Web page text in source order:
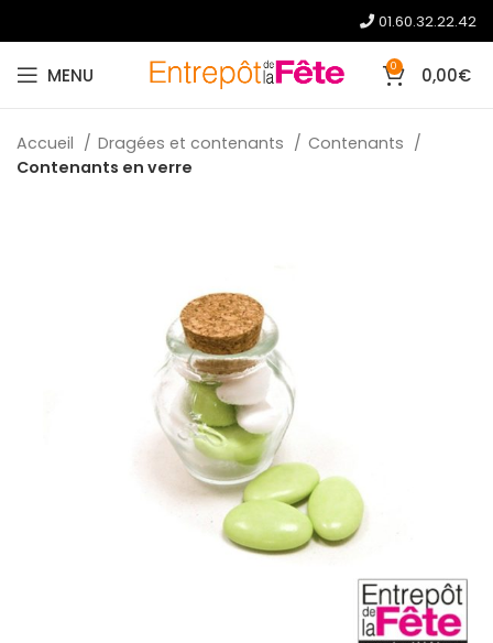
01.60.32.22.42
MENU 0 0,00€
Accueil Dragées et contenants
Contenants
Contenants en verre